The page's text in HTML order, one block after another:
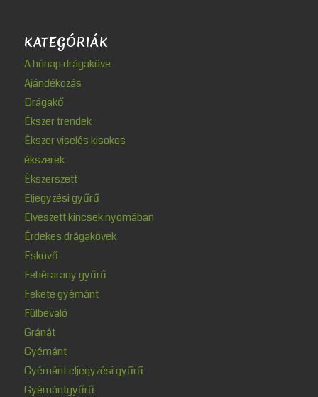
KATEGÓRIÁK
A hónap drágaköve
Ajándékozás
Drágakő
Ékszer trendek
Ékszer viselés kisokos
ékszerek
Ékszerszett
Eljegyzési gyűrű
Elveszett kincsek nyomában
Érdekes drágakövek
Esküvő
Fehérarany gyűrű
Fekete gyémánt
Fülbevaló
Gránát
Gyémánt
Gyémánt eljegyzési gyűrű
Gyémántgyűrű